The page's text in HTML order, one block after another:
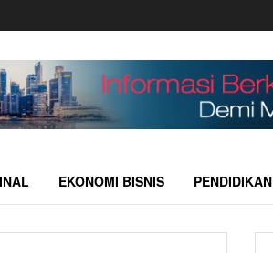
EKONOMI BISNIS PENDIDIKAN